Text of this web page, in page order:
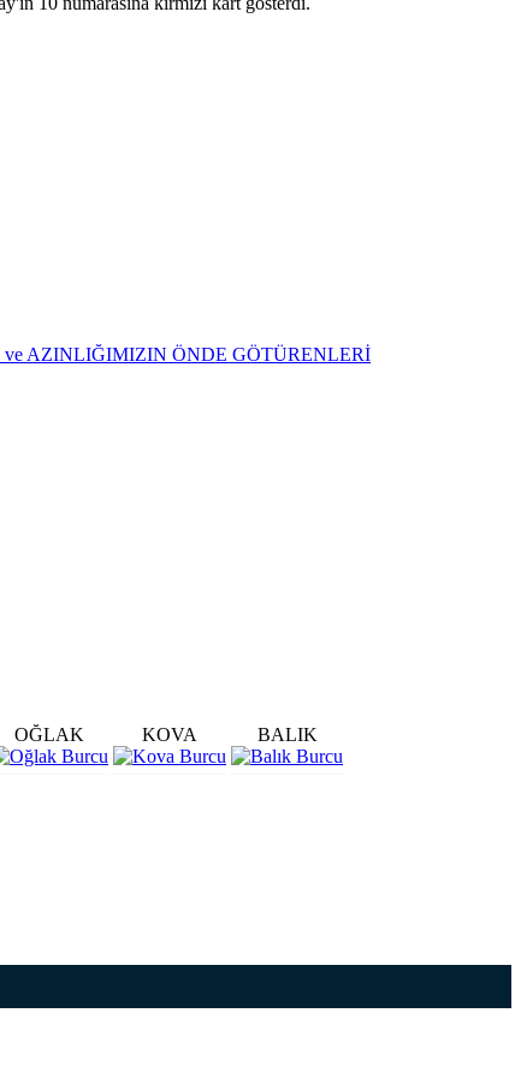
AZINLIĞIMIZIN ÖNDE GÖTÜRENLERİ
OĞLAK KOVA BALIK